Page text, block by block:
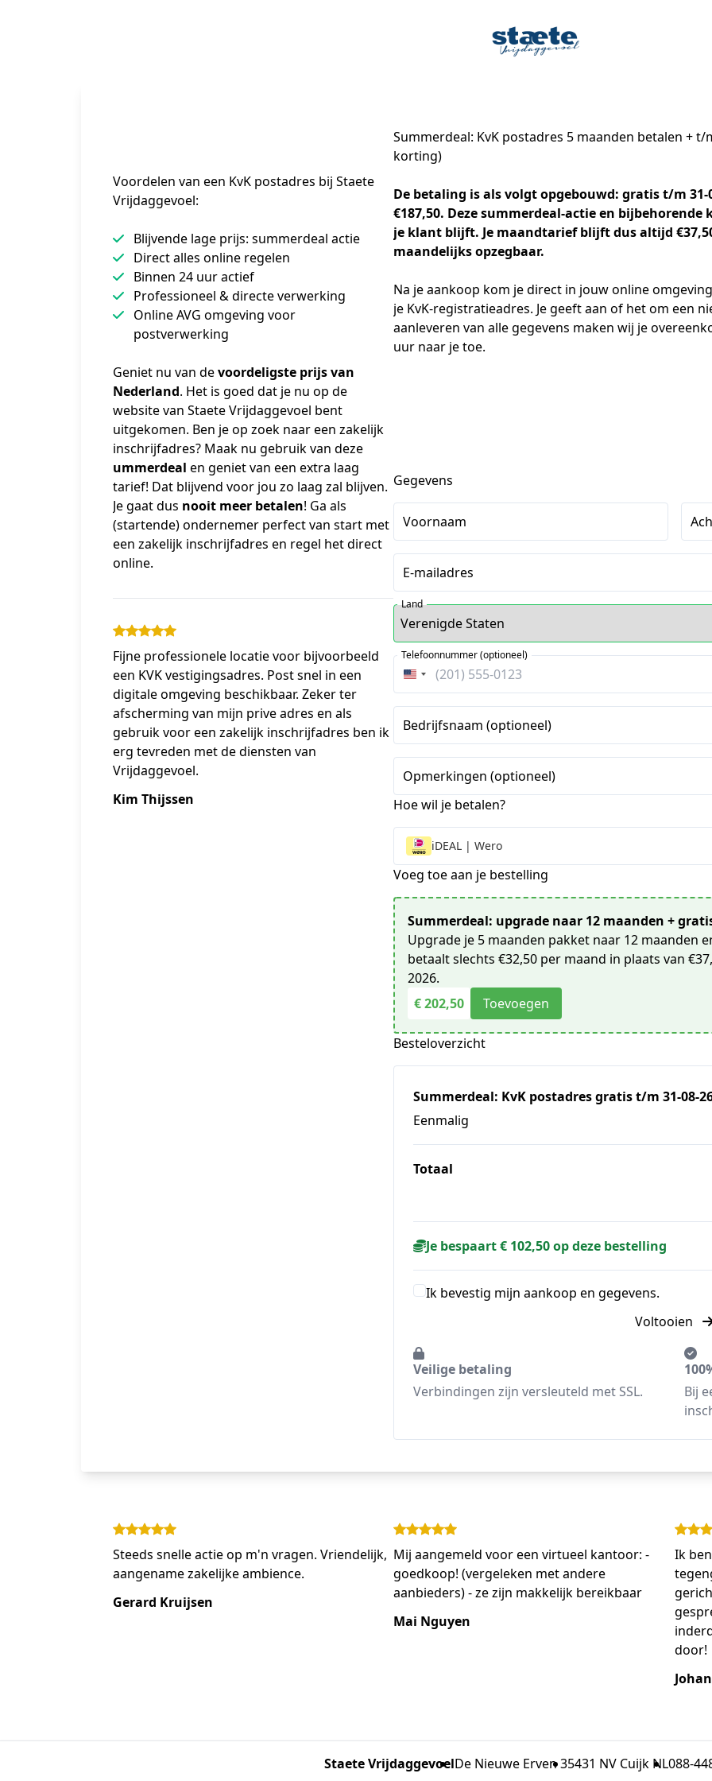
Voordelen van een KvK postadres bij Staete
Vrijdaggevoel:
Blijvende lage prijs: summerdeal actie
Direct alles online regelen
Binnen 24 uur actief
Professioneel & directe verwerking
Online AVG omgeving voor
postverwerking
Geniet nu van de voordeligste prijs van
Nederland. Het is goed dat je nu op de
website van Staete Vrijdaggevoel bent
uitgekomen. Ben je op zoek naar een zakelijk
ummerdeal en geniet van een extra laag
tarief! Dat blijvend voor jou zo laag zal blijven.
Je gaat dus nooit meer betalen! Ga als
(startende) ondernemer perfect van start met
een zakelijk inschrijfadres en regel het direct
online.
Fijne professionele locatie voor bijvoorbeeld
een KVK vestigingsadres. Post snel in een
digitale omgeving beschikbaar. Zeker ter
afscherming van mijn prive adres en als
gebruik voor een zakelijk inschrijfadres ben ik
erg tevreden met de diensten van
Vrijdaggevoel.
Kim Thijssen
Summerdeal: KvK postadres 5 maanden betalen + t/
korting)
De betaling is als volgt opgebouwd: gratis t/m 31-
€187,50. Deze summerdeal-actie en
je klant blijft. Je maandtarief blijft dus altijd
maandelijks opzegbaar.
Na je aankoop kom je direct in jouw online
je KvK-registratieadres. Je geeft aan of het om een
aanleveren van alle gegevens maken wij je
uur naar je toe.
Gegevens
Voornaam
E-mailadres
Land
Verenigde
Staten
+1
Telefoonnummer (optioneel)
Bedrijfsnaam (optioneel)
Opmerkingen (optioneel)
Hoe wil je betalen?
iDEAL | Wero
Voeg toe aan je bestelling
Summerdeal: upgrade naar 12 maanden +
Upgrade je 5 maanden pakket naar 12 maanden
betaalt slechts €32,50 per maand in plaats van
2026.
€ 202,50
Toevoegen
Besteloverzicht
Summerdeal: KvK postadres gratis t/m 31-08-
Eenmalig
Totaal
Je bespaart € 102,50 op deze bestelling
Ik bevestig mijn aankoop en gegevens.
Voltooien
Veilige betaling
Verbindingen zijn versleuteld met SSL.
Bij
Steeds snelle actie op m'n vragen. Vriendelijk,
aangename zakelijke ambience.
Gerard Kruijsen
Mij aangemeld voor een virtueel kantoor: -
goedkoop! (vergeleken met andere
aanbieders) - ze zijn makkelijk bereikbaar
Mai Nguyen
Ik
door!
Staete VrijdaggevoelDe Nieuwe Erven 35431 NV Cuijk NL088-